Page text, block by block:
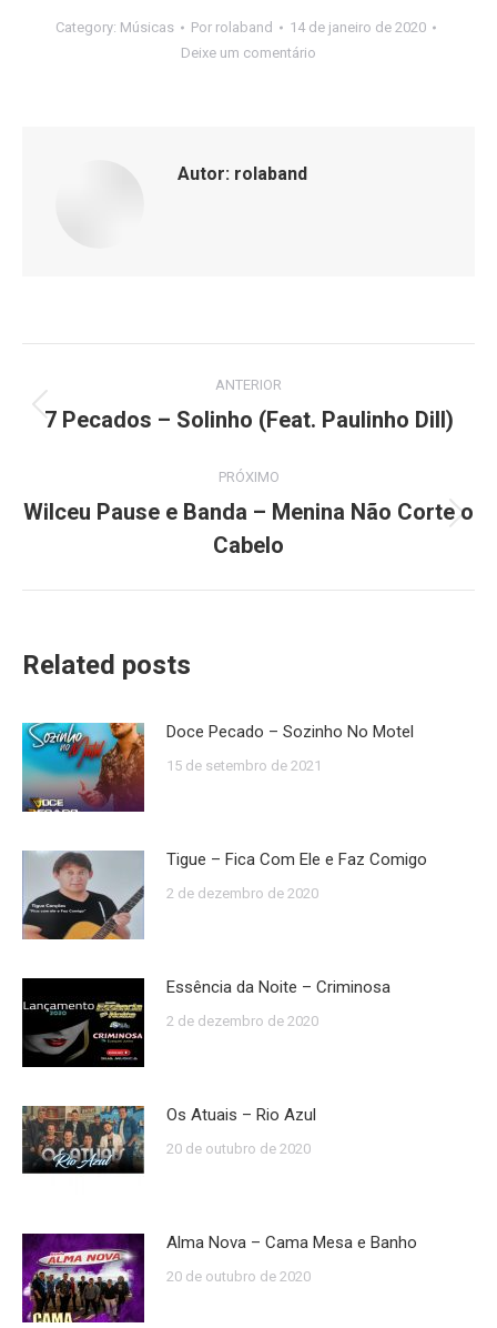
Category: Músicas Por rolaband
14 de janeiro de 2020
Deixe um comentário
Autor: rolaband
de
ANTERIOR
Post
7 Pecados – Solinho (Feat. Paulinho Dill)
PRÓXIMO
Próximo
post:
Wilceu Pause e Banda – Menina Não Corte o
Cabelo
Related posts
Doce Pecado – Sozinho No Motel
15 de setembro de 2021
Tigue – Fica Com Ele e Faz Comigo
2 de dezembro de 2020
Essência da Noite – Criminosa
2 de dezembro de 2020
Os Atuais – Rio Azul
20 de outubro de 2020
Alma Nova – Cama Mesa e Banho
20 de outubro de 2020